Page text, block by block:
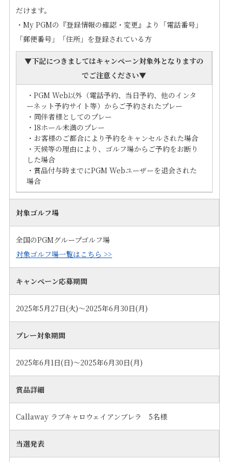
だけます。
・My PGMの『登録情報の確認・変更』より「電話番号」
「郵便番号」「住所」を登録されている方
▼下記につきましてはキャンペーン対象外となりますの
でご注意ください▼
・PGM Web以外（電話予約、当日予約、他のインタ
ーネット予約サイト等）からご予約されたプレー
・同伴者様としてのプレー
・18ホール未満のプレー
・お客様のご都合により予約をキャンセルされた場合
・天候等の理由により、ゴルフ場からご予約をお断り
した場合
・賞品付与時までにPGM Webユーザーを退会された
場合
対象ゴルフ場
全国のPGMグループゴルフ場
対象ゴルフ場一覧はこちら >>
キャンペーン応募期間
2025年5月27日(火)～2025年6月30日(月)
プレー対象期間
2025年6月1日(日)～2025年6月30日(月)
賞品詳細
Callaway ラブキャロウェイアンブレラ 5名様
当選発表